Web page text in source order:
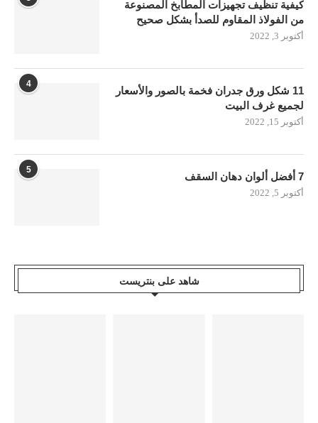
كيفية تنظيف تجهيزات المطابخ المصنوعة
من الفولاذ المقاوم للصدأ بشكل صحيح
أكتوبر 3, 2022
4
11 شكل ورق جدران فخمة بالصور والأسعار
لجميع غرف البيت
أكتوبر 15, 2022
5
7 أفضل ألوان دهان السقف
أكتوبر 5, 2022
شاهد على بنتريست